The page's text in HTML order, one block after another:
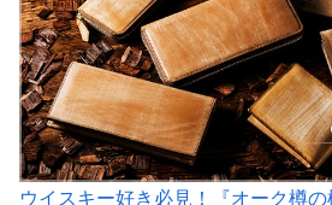
ウイスキー好き必見！『オーク樽